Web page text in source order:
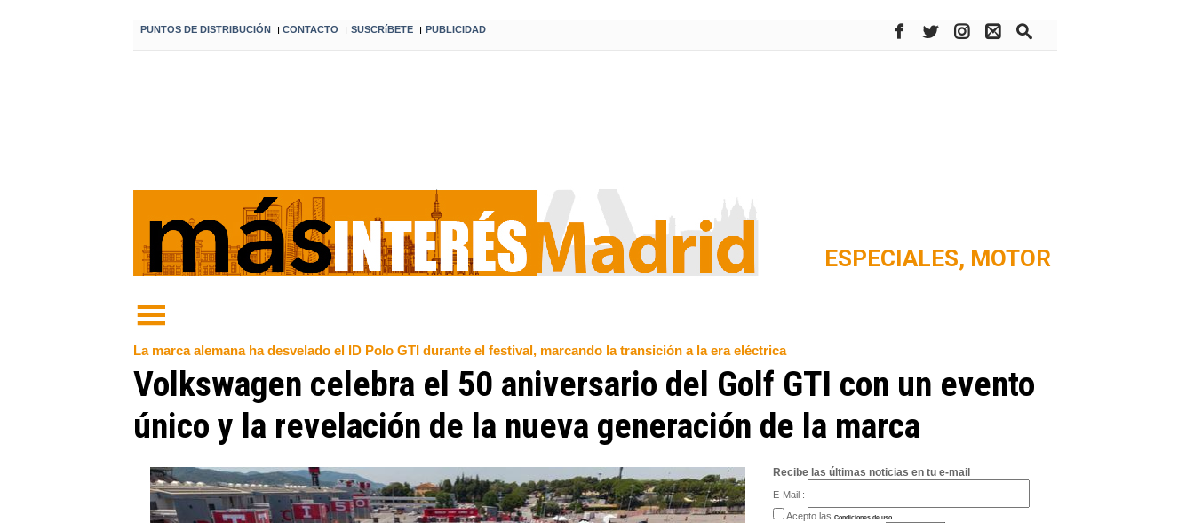
PUNTOS DE DISTRIBUCIÓN I CONTACTO I SUSCRíBETE I PUBLICIDAD
ESPECIALES, MOTOR
La marca alemana ha desvelado el ID Polo GTI durante el festival, marcando la transición a la era eléctrica
Volkswagen celebra el 50 aniversario del Golf GTI con un evento
único y la revelación de la nueva generación de la marca
Recibe las últimas noticias en tu e-mail
E-Mail :
Acepto las Condiciones de uso